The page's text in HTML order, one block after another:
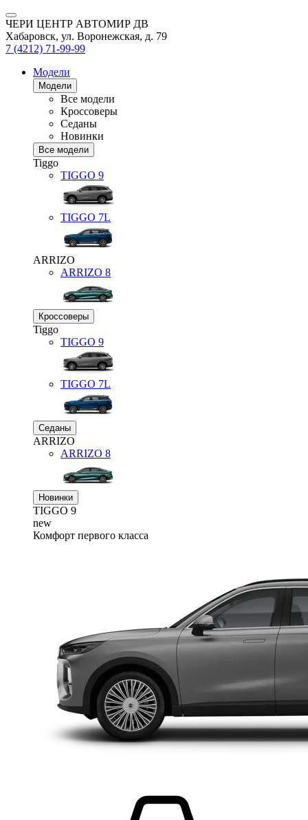
ЧЕРИ ЦЕНТР АВТОМИР ДВ
Хабаровск, ул. Воронежская, д. 79
7 (4212) 71-99-99
Модели
Модели
Все модели
Кроссоверы
Седаны
Новинки
Все модели
Tiggo
TIGGO 9
TIGGO 7L
ARRIZO
ARRIZO 8
Кроссоверы
Tiggo
TIGGO 9
TIGGO 7L
Седаны
ARRIZO
ARRIZO 8
Новинки
TIGGO 9
new
Комфорт первого класса